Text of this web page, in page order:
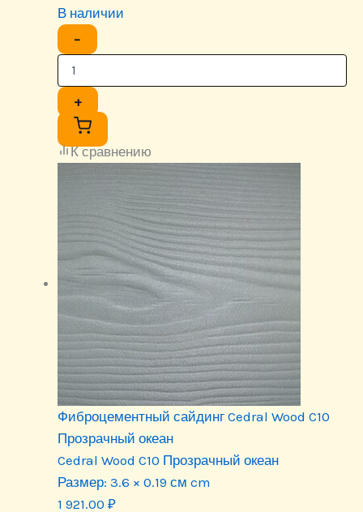
В наличии
−
+
К сравнению
Фиброцементный сайдинг Cedral Wood C10
Прозрачный океан
Cedral Wood C10 Прозрачный океан
Размер: 3.6 × 0.19 см cm
1 921.00 ₽